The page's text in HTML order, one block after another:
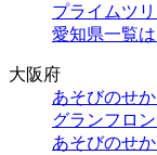
プライムツ
愛知県一覧
大阪府
あそびのせ
グランフロ
あそびのせ